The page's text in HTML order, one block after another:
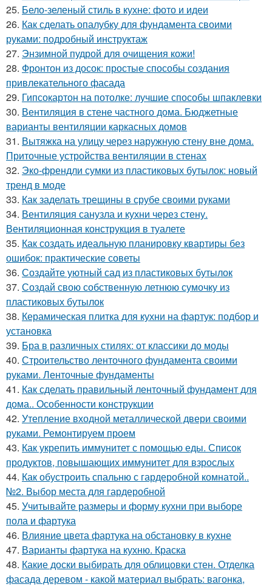
25. Бело-зеленый стиль в кухне: фото и идеи
26. Как сделать опалубку для фундамента своими
руками: подробный инструктаж
27. Энзимной пудрой для очищения кожи!
28. Фронтон из досок: простые способы создания
привлекательного фасада
29. Гипсокартон на потолке: лучшие способы шпаклевки
30. Вентиляция в стене частного дома. Бюджетные
варианты вентиляции каркасных домов
31. Вытяжка на улицу через наружную стену вне дома.
Приточные устройства вентиляции в стенах
32. Эко-френдли сумки из пластиковых бутылок: новый
тренд в моде
33. Как заделать трещины в срубе своими руками
34. Вентиляция санузла и кухни через стену.
Вентиляционная конструкция в туалете
35. Как создать идеальную планировку квартиры без
ошибок: практические советы
36. Создайте уютный сад из пластиковых бутылок
37. Создай свою собственную летнюю сумочку из
пластиковых бутылок
38. Керамическая плитка для кухни на фартук: подбор и
установка
39. Бра в различных стилях: от классики до моды
40. Строительство ленточного фундамента своими
руками. Ленточные фундаменты
41. Как сделать правильный ленточный фундамент для
дома.. Особенности конструкции
42. Утепление входной металлической двери своими
руками. Ремонтируем проем
43. Как укрепить иммунитет с помощью еды. Список
продуктов, повышающих иммунитет для взрослых
44. Как обустроить спальню с гардеробной комнатой..
№2. Выбор места для гардеробной
45. Учитывайте размеры и форму кухни при выборе
пола и фартука
46. Влияние цвета фартука на обстановку в кухне
47. Варианты фартука на кухню. Краска
48. Какие доски выбирать для облицовки стен. Отделка
фасада деревом - какой материал выбрать: вагонка,